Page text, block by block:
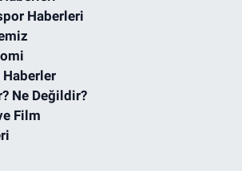
Haberleri
Haberler
Ne Değildir?
Film